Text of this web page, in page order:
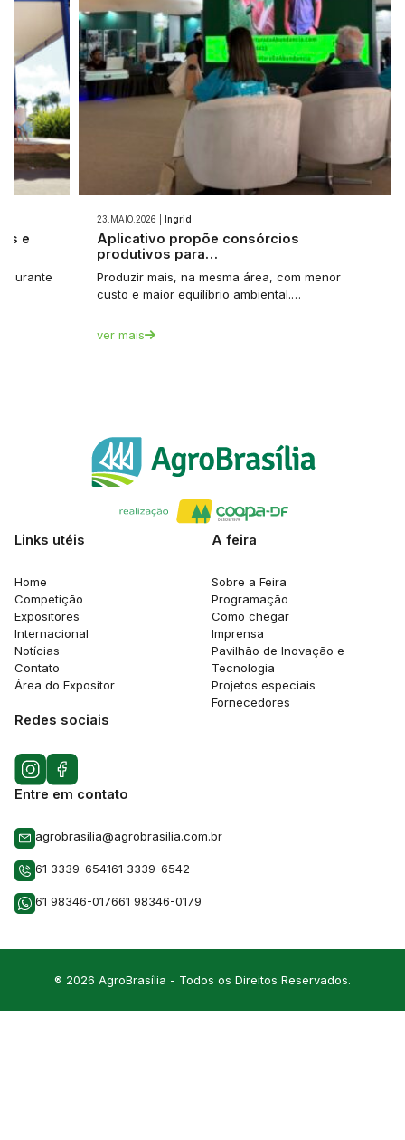
e
durante
23.MAIO.2026 | Ingrid
Aplicativo propõe consórcios
produtivos para…
Produzir mais, na mesma área, com menor
custo e maior equilíbrio ambiental.…
ver mais
Links utéis
Home
Competição
Expositores
Internacional
Notícias
Contato
Área do Expositor
A feira
Sobre a Feira
Programação
Como chegar
Imprensa
Pavilhão de Inovação e
Tecnologia
Projetos especiais
Fornecedores
Redes sociais
Entre em contato
agrobrasilia@agrobrasilia.com.br
61 3339-654161 3339-6542
61 98346-017661 98346-0179
® 2026 AgroBrasília - Todos os Direitos Reservados.